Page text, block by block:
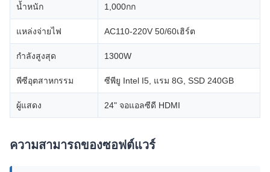
น้ำหนัก 1,000กก
แหล่งจ่ายไฟ AC110-220V 50/60เฮิร์ต
กำลังสูงสุด 1300W
พีซีอุตสาหกรรม ซีพียู Intel I5, แรม 8G, SSD 240GB
ผู้แสดง 24" จอแอลซีดี HDMI
ความสามารถของซอฟต์แวร์